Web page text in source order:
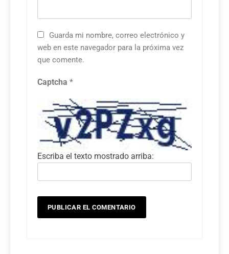
Guarda mi nombre, correo electrónico y
web en este navegador para la próxima vez
que comente.
Captcha *
Escriba el texto mostrado arriba: